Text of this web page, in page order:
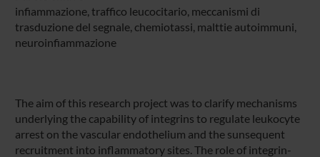
infiammazione, traffico leucocitario, meccanismi di
trasduzione del segnale, chemiotassi, malttie autoimmuni,
neuroinfiammazione
The aim of this research project was to clarify mechanisms
underlying the capability of integrins to regulate leukocyte
arrest on the vascular endothelium and the sunsequent
recruitment into inflammatory sites. The role of integrin-